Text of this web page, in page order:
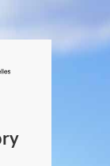
/
Canada